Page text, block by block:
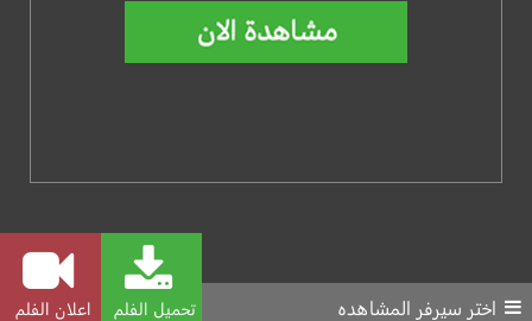
تحميل الفلم اعلان الفلم اختر سيرفر المشاهده